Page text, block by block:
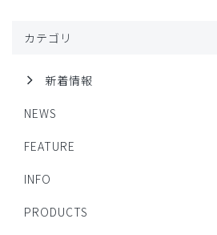
カテゴリ
新着情報
NEWS
FEATURE
INFO
PRODUCTS